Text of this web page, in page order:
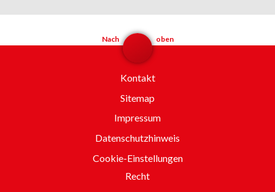
Nach oben
Kontakt
Sitemap
Impressum
Datenschutzhinweis
Cookie-Einstellungen
Recht